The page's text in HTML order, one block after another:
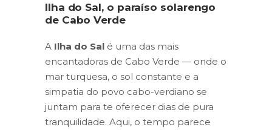
Ilha do Sal, o paraíso solarengo
de Cabo Verde
A Ilha do Sal é uma das mais
encantadoras de Cabo Verde — onde o
mar turquesa, o sol constante e a
simpatia do povo cabo-verdiano se
juntam para te oferecer dias de pura
tranquilidade. Aqui, o tempo parece